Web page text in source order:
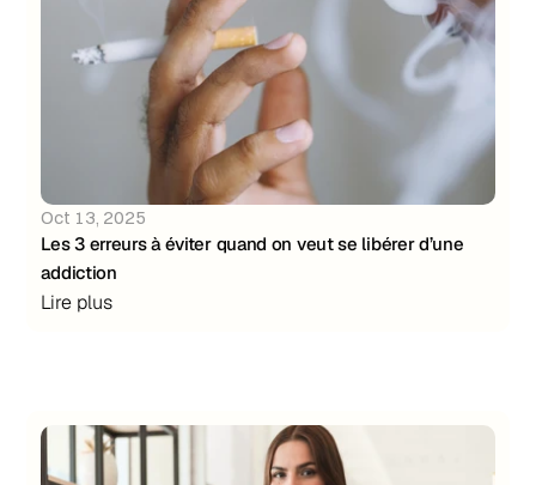
Oct 13, 2025
Les 3 erreurs à éviter quand on veut se libérer d’une
addiction
Lire plus